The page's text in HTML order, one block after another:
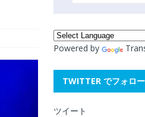
Powered by
TWITTER でフォロー
ツイート